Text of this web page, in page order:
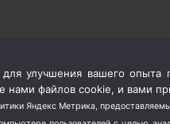
улучшения вашего опыта
нами файлов cookie, и вами
Яндекс Метрика,